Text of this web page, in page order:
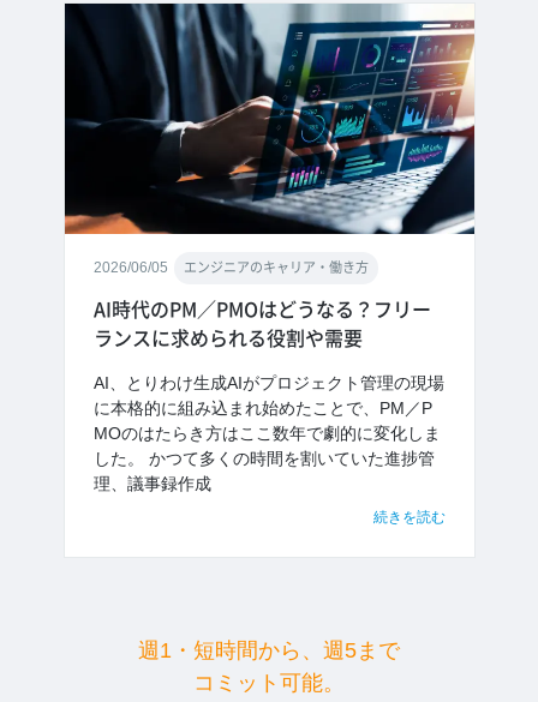
2026/06/05 エンジニアのキャリア・働き方
AI時代のPM／PMOはどうなる？フリー
ランスに求められる役割や需要
AI、とりわけ生成AIがプロジェクト管理の現場
に本格的に組み込まれ始めたことで、PM／P
MOのはたらき方はここ数年で劇的に変化しま
した。 かつて多くの時間を割いていた進捗管
理、議事録作成
続きを読む
週1・短時間から、週5まで
コミット可能。